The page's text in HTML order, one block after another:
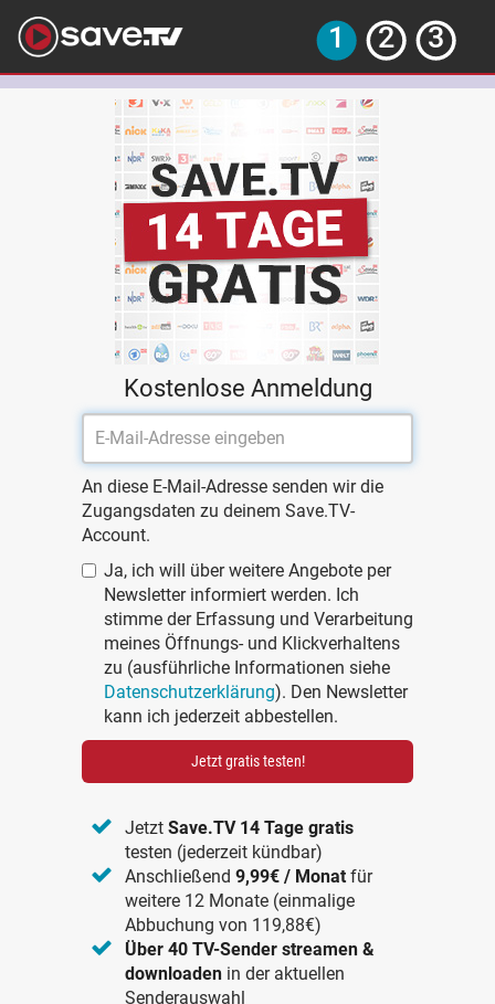
Kostenlose Anmeldung
An diese E-Mail-Adresse senden wir die
Zugangsdaten zu deinem Save.TV-
Account.
Ja, ich will über weitere Angebote per
Newsletter informiert werden. Ich
stimme der Erfassung und Verarbeitung
meines Öffnungs- und Klickverhaltens
zu (ausführliche Informationen siehe
Datenschutzerklärung). Den Newsletter
kann ich jederzeit abbestellen.
Jetzt gratis testen!
JetztSave.TV 14 Tage gratis
testen (jederzeit kündbar)
Anschließend9,99€ / Monat für
weitere 12 Monate (einmalige
Abbuchung von 119,88€)
Über 40 TV-Sender streamen &
downloaden in der aktuellen
Senderauswahl